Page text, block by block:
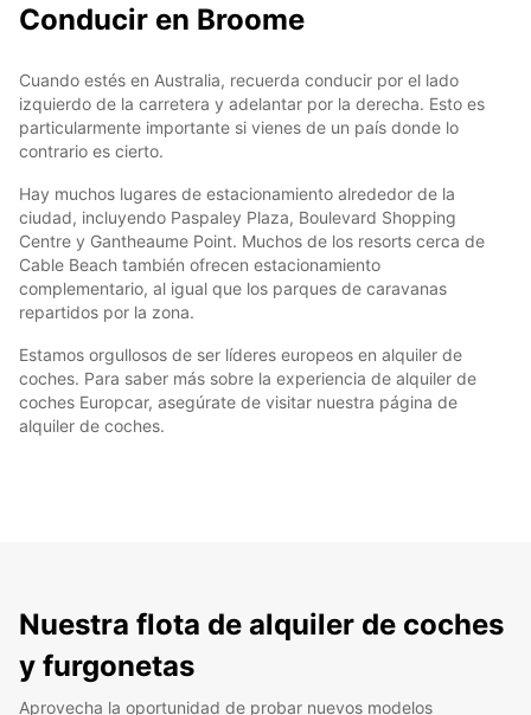
Conducir en Broome
Cuando estés en Australia, recuerda conducir por el lado
izquierdo de la carretera y adelantar por la derecha. Esto es
particularmente importante si vienes de un país donde lo
contrario es cierto.
Hay muchos lugares de estacionamiento alrededor de la
ciudad, incluyendo Paspaley Plaza, Boulevard Shopping
Centre y Gantheaume Point. Muchos de los resorts cerca de
Cable Beach también ofrecen estacionamiento
complementario, al igual que los parques de caravanas
repartidos por la zona.
Estamos orgullosos de ser líderes europeos en alquiler de
coches. Para saber más sobre la experiencia de alquiler de
coches Europcar, asegúrate de visitar nuestra página de
alquiler de coches.
Nuestra flota de alquiler de coches
y furgonetas
Aprovecha la oportunidad de probar nuevos modelos